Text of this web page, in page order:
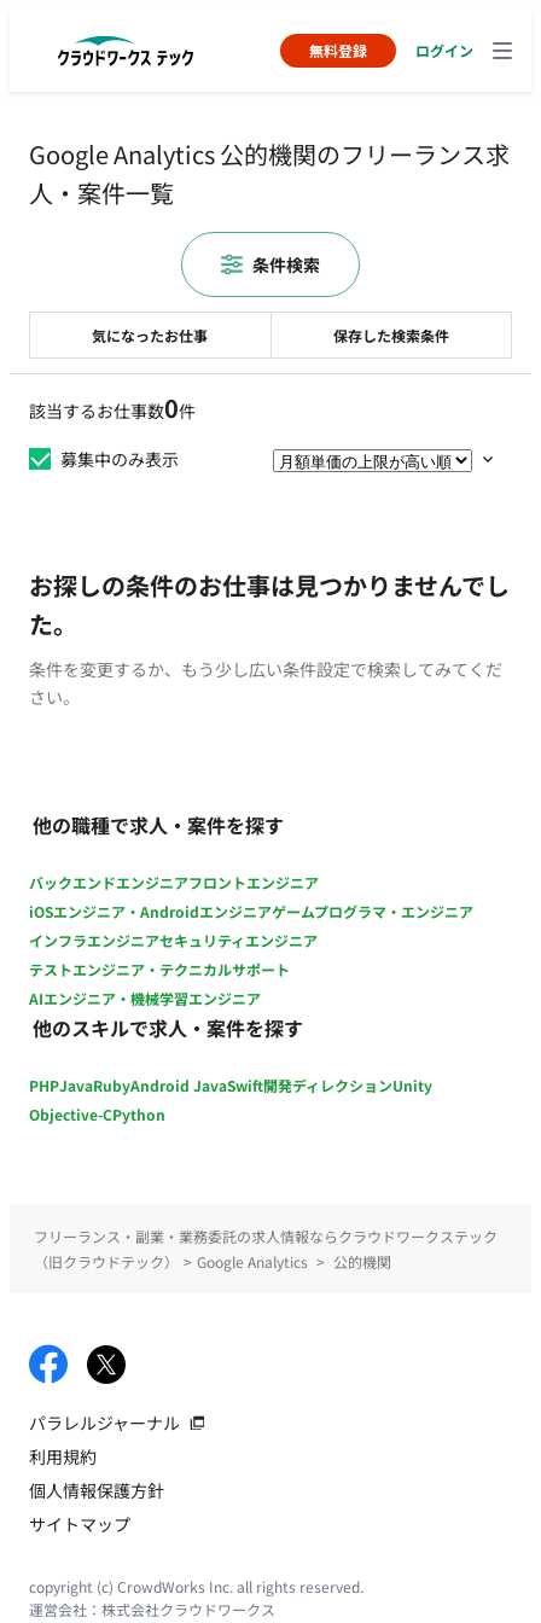
無料登録 ログイン
Google Analytics 公的機関のフリーランス求
人・案件一覧
該当するお仕事数0件
募集中のみ表示
お探しの条件のお仕事は見つかりませんでし
た。
条件を変更するか、もう少し広い条件設定で検索してみてくだ
さい。
他の職種で求人・案件を探す
バックエンドエンジニアフロントエンジニア
iOSエンジニア・Androidエンジニアゲームプログラマ・エンジニア
インフラエンジニアセキュリティエンジニア
テストエンジニア・テクニカルサポート
AIエンジニア・機械学習エンジニア
他のスキルで求人・案件を探す
PHPJavaRubyAndroid JavaSwift開発ディレクションUnity
Objective-CPython
気になったお仕事 保存した検索条件
条件検索
フリーランス・副業・業務委託の求人情報ならクラウドワークステック
（旧クラウドテック）
> Google Analytics > 公的機関
パラレルジャーナル
利用規約
個人情報保護方針
サイトマップ
copyright (c) CrowdWorks Inc. all rights reserved.
運営会社： 株式会社クラウドワークス